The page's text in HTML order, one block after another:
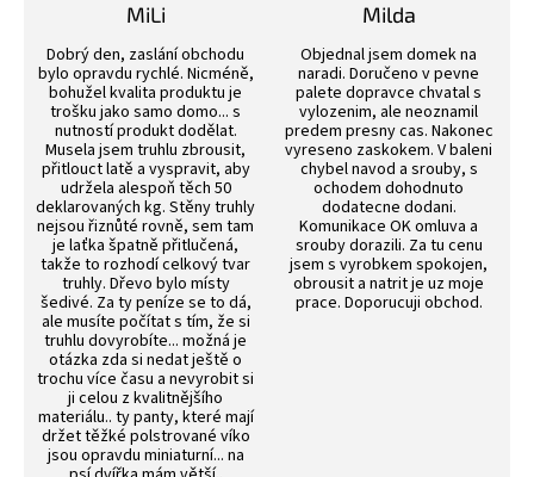
hvězdiček.
MiLi
Hodnocení obchodu je 3 z 5 hvězdiček.
Dobrý den, zaslání obchodu
bylo opravdu rychlé. Nicméně,
bohužel kvalita produktu je
trošku jako samo domo... s
nutností produkt dodělat.
Musela jsem truhlu zbrousit,
přitlouct latě a vyspravit, aby
udržela alespoň těch 50
deklarovaných kg. Stěny truhly
nejsou řiznůté rovně, sem tam
je laťka špatně přitlučená,
takže to rozhodí celkový tvar
truhly. Dřevo bylo místy
šedivé. Za ty peníze se to dá,
ale musíte počítat s tím, že si
truhlu dovyrobíte... možná je
otázka zda si nedat ještě o
trochu více času a nevyrobit si
ji celou z kvalitnějšího
materiálu.. ty panty, které mají
držet těžké polstrované víko
jsou opravdu miniaturní... na
Milda
Objednal jsem domek na
naradi. Doručeno v pevne
palete dopravce chvatal s
vylozenim, ale neoznamil
predem presny cas. Nakonec
vyreseno zaskokem. V baleni
chybel navod a srouby, s
ochodem dohodnuto
dodatecne dodani.
Komunikace OK omluva a
srouby dorazili. Za tu cenu
jsem s vyrobkem spokojen,
obrousit a natrit je uz moje
prace. Doporucuji obchod.